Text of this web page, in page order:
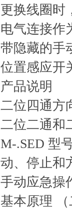
更换线圈时
电气连接作
带隐藏的手
位置感应开
产品说明
二位四通方
二位二通和
M-.SED 型
动、停止和
手动应急操
基本原理